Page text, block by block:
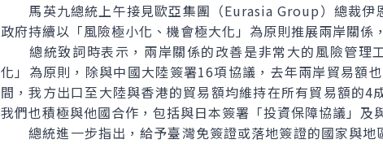
馬英九總統上午接見歐亞集團（Eurasia Group）總裁伊
政府持續以「風險極小化、機會極大化」為原則推展兩岸關係
總統致詞時表示，兩岸關係的改善是非常大的風險管理
化」為原則，除與中國大陸簽署16項協議，去年兩岸貿易額
間，我方出口至大陸與香港的貿易額均維持在所有貿易額的4
我們也積極與他國合作，包括與日本簽署「投資保障協議」及
總統進一步指出，給予臺灣免簽證或落地簽證的國家與地